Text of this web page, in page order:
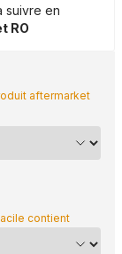
suivre en
RO
aftermarket
contient